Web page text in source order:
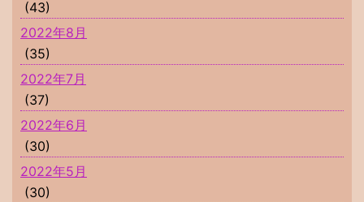
(43)
2022年8月
(35)
2022年7月
(37)
2022年6月
(30)
2022年5月
(30)